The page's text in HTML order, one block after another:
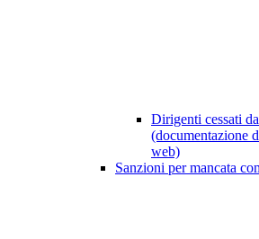
Dirigenti cessati
(documentazione
web)
Sanzioni per mancata